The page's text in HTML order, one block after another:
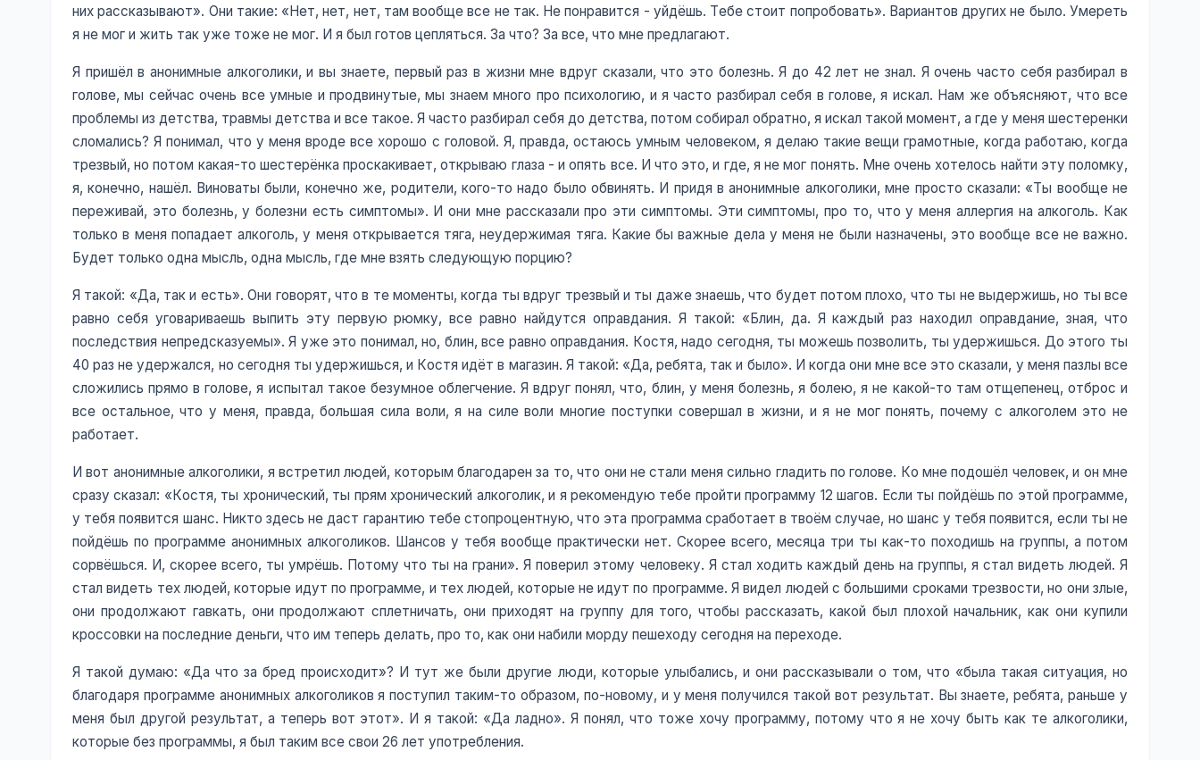
них рассказывают». Они такие: «Нет, нет, нет, там вообще все не так. Не понравится - уйдёшь. Тебе стоит попробовать». Вариантов других не было. Умереть
я не мог и жить так уже тоже не мог. И я был готов цепляться. За что? За все, что мне предлагают.
Я пришёл в анонимные алкоголики, и вы знаете, первый раз в жизни мне вдруг сказали, что это болезнь. Я до 42 лет не знал. Я очень часто себя разбирал в
голове, мы сейчас очень все умные и продвинутые, мы знаем много про психологию, и я часто разбирал себя в голове, я искал. Нам же объясняют, что все
проблемы из детства, травмы детства и все такое. Я часто разбирал себя до детства, потом собирал обратно, я искал такой момент, а где у меня шестеренки
сломались? Я понимал, что у меня вроде все хорошо с головой. Я, правда, остаюсь умным человеком, я делаю такие вещи грамотные, когда работаю, когда
трезвый, но потом какая-то шестерёнка проскакивает, открываю глаза - и опять все. И что это, и где, я не мог понять. Мне очень хотелось найти эту поломку,
я, конечно, нашёл. Виноваты были, конечно же, родители, кого-то надо было обвинять. И придя в анонимные алкоголики, мне просто сказали: «Ты вообще не
переживай, это болезнь, у болезни есть симптомы». И они мне рассказали про эти симптомы. Эти симптомы, про то, что у меня аллергия на алкоголь. Как
только в меня попадает алкоголь, у меня открывается тяга, неудержимая тяга. Какие бы важные дела у меня не были назначены, это вообще все не важно.
Будет только одна мысль, одна мысль, где мне взять следующую порцию?
Я такой: «Да, так и есть». Они говорят, что в те моменты, когда ты вдруг трезвый и ты даже знаешь, что будет потом плохо, что ты не выдержишь, но ты все
равно себя уговариваешь выпить эту первую рюмку, все равно найдутся оправдания. Я такой: «Блин, да. Я каждый раз находил оправдание, зная, что
последствия непредсказуемы». Я уже это понимал, но, блин, все равно оправдания. Костя, надо сегодня, ты можешь позволить, ты удержишься. До этого ты
40 раз не удержался, но сегодня ты удержишься, и Костя идёт в магазин. Я такой: «Да, ребята, так и было». И когда они мне все это сказали, у меня пазлы все
сложились прямо в голове, я испытал такое безумное облегчение. Я вдруг понял, что, блин, у меня болезнь, я болею, я не какой-то там отщепенец, отброс и
все остальное, что у меня, правда, большая сила воли, я на силе воли многие поступки совершал в жизни, и я не мог понять, почему с алкоголем это не
работает.
И вот анонимные алкоголики, я встретил людей, которым благодарен за то, что они не стали меня сильно гладить по голове. Ко мне подошёл человек, и он мне
сразу сказал: «Костя, ты хронический, ты прям хронический алкоголик, и я рекомендую тебе пройти программу 12 шагов. Если ты пойдёшь по этой программе,
у тебя появится шанс. Никто здесь не даст гарантию тебе стопроцентную, что эта программа сработает в твоём случае, но шанс у тебя появится, если ты не
пойдёшь по программе анонимных алкоголиков. Шансов у тебя вообще практически нет. Скорее всего, месяца три ты как-то походишь на группы, а потом
сорвёшься. И, скорее всего, ты умрёшь. Потому что ты на грани». Я поверил этому человеку. Я стал ходить каждый день на группы, я стал видеть людей. Я
стал видеть тех людей, которые идут по программе, и тех людей, которые не идут по программе. Я видел людей с большими сроками трезвости, но они злые,
они продолжают гавкать, они продолжают сплетничать, они приходят на группу для того, чтобы рассказать, какой был плохой начальник, как они купили
кроссовки на последние деньги, что им теперь делать, про то, как они набили морду пешеходу сегодня на переходе.
Я такой думаю: «Да что за бред происходит»? И тут же были другие люди, которые улыбались, и они рассказывали о том, что «была такая ситуация, но
благодаря программе анонимных алкоголиков я поступил таким-то образом, по-новому, и у меня получился такой вот результат. Вы знаете, ребята, раньше у
меня был другой результат, а теперь вот этот». И я такой: «Да ладно». Я понял, что тоже хочу программу, потому что я не хочу быть как те алкоголики,
которые без программы, я был таким все свои 26 лет употребления.